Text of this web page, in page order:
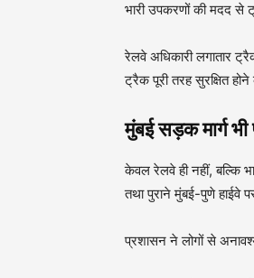
भारी उपकरणों की मदद से
रेलवे अधिकारी लगातार
ट्रैक पूरी तरह सुरक्षित
मुंबई सड़क मार्ग भी
केवल रेलवे ही नहीं, बल्कि
तथा पुराने मुंबई-पुणे हाईवे
प्रशासन ने लोगों से